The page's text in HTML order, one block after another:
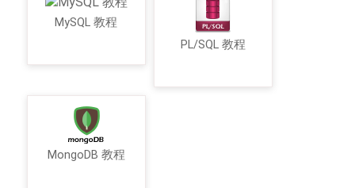
MySQL 教程
PL/SQL 教程
MongoDB 教程